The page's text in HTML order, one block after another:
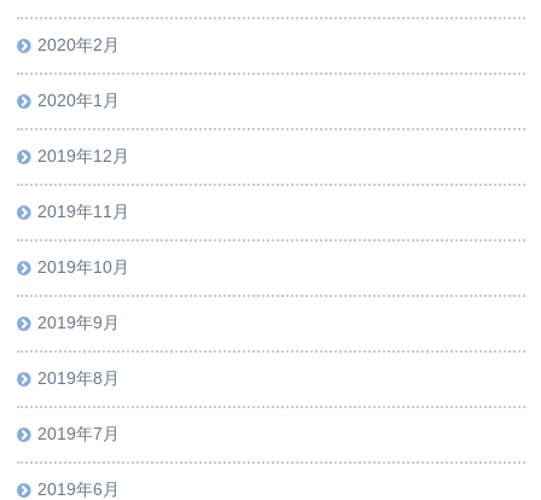
2020年2月
2020年1月
2019年12月
2019年11月
2019年10月
2019年9月
2019年8月
2019年7月
2019年6月